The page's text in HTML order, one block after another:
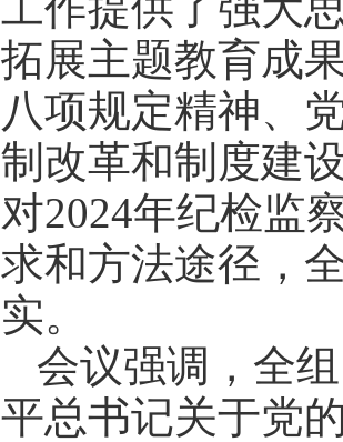
拓展主题教育成
八项规定精神、
制改革和制度建
对2024年纪检监
求和方法途径，
实。
会议强调，全
平总书记关于党